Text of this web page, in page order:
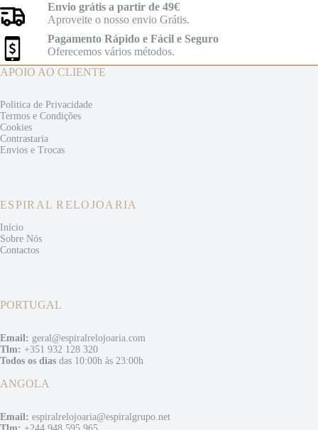
Envio grátis a partir de 49€
Aproveite o nosso envio Grátis.
Pagamento Rápido e Fácil e Seguro
Oferecemos vários métodos.
APOIO AO CLIENTE
Politica de Privacidade
Termos e Condições
Cookies
Contrastaria
Envios e Trocas
ESPIRAL RELOJOARIA
Início
Sobre Nós
Contactos
PORTUGAL
Email: geral@espiralrelojoaria.com
Tlm: +351 932 128 320
Todos os dias das 10:00h às 23:00h
ANGOLA
Email: espiralrelojoaria@espiralgrupo.net